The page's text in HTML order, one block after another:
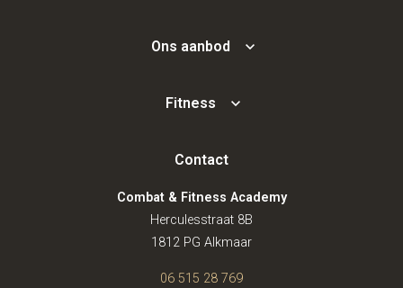
Ons aanbod
Fitness
Contact
Combat & Fitness Academy
Herculesstraat 8B
1812 PG Alkmaar
06 515 28 769